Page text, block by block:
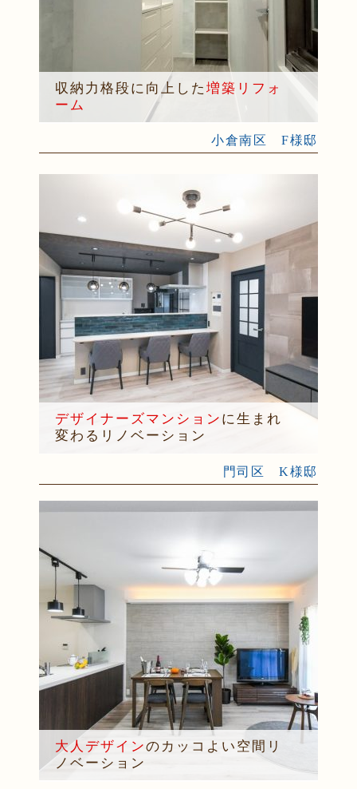
収納力格段に向上した 増築リフォ
ーム
小倉南区 F様邸
デザイナーズマンション に生まれ
変わるリノベーション
門司区 K様邸
大人デザインのカッコよい空間リ
ノベーション